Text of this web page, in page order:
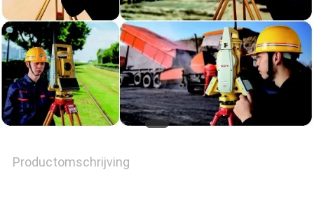
Productomschrijving